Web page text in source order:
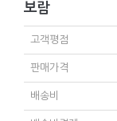
보람
고객평점
판매가격
배송비